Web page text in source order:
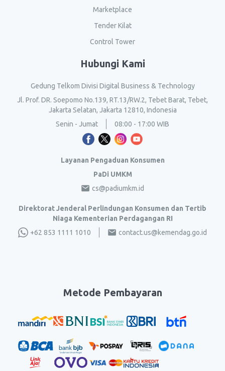
Marketplace
Tender Kilat
Control Tower
Hubungi Kami
Gedung Telkom Divisi Digital Business & Technology
Jl. Prof. DR. Soepomo No.139, RT.13/RW.2, Tebet Barat, Tebet,
Jakarta Selatan, Jakarta 12810, Indonesia
Senin - Jumat
08:00 - 17:00 WIB
Layanan Pengaduan Konsumen
PaDi UMKM
cs@padiumkm.id
Direktorat Jenderal Perlindungan Konsumen dan Tertib
Niaga Kementerian Perdagangan RI
+62 853 1111 1010
contact.us@kemendag.go.id
Metode Pembayaran